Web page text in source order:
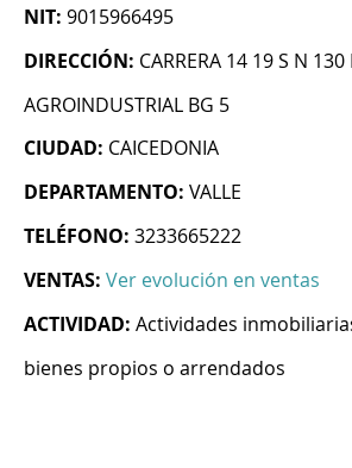
NIT: 9015966495
DIRECCIÓN: CARRERA 14 19 S N 130
AGROINDUSTRIAL BG 5
CIUDAD: CAICEDONIA
DEPARTAMENTO: VALLE
TELÉFONO: 3233665222
VENTAS: Ver evolución en ventas
ACTIVIDAD: Actividades
bienes propios o arrendados